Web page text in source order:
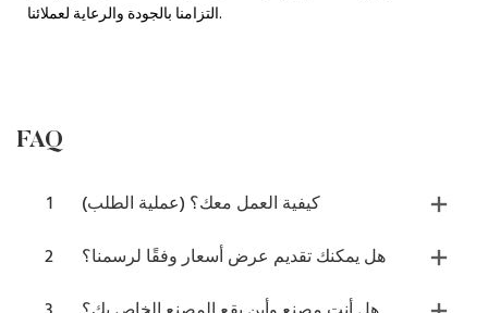
التزامنا بالجودة والرعاية لعملائنا.
FAQ
1
كيفية العمل معك؟ (عملية الطلب)
2
هل يمكنك تقديم عرض أسعار وفقًا لرسمنا؟